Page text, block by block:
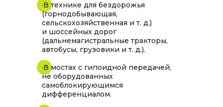
·В технике для бездорожья
(горнодобывающая,
сельскохозяйственная и т. д.)
и шоссейных дорог
(дальнемагистральные тракторы,
автобусы, грузовики и т. д.).
·В мостах с гипоидной передачей,
не оборудованных
самоблокирующимся
дифференциалом.